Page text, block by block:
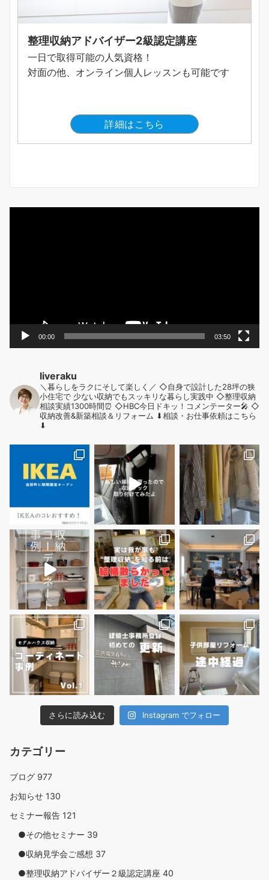
整理収納アドバイザー2級認定講座
一日で取得可能の人気資格！
対面の他、オンライン個人レッスンも可能です
詳細はこちら
00:00 03:50
liveraku
＼暮らしをラクにそして楽しく／ ◇自身で設計した28坪の狭
小住宅で 少ない収納でもスッキリな暮らし実践中 ◇整理収納
相談実績1300時間⏰ ◇HBC今日ドキッ！コメンテーター🎤 ◇
収納改善&新築相談＆リフォーム ⬇︎相談・お仕事依頼はこちら
⬇︎
さらに読み込む Instagram でフォロー
カテゴリー
ブログ 977
お知らせ 130
セミナー報告 121
●その他セミナー 39
●収納見学会ご感想 37
●整理収納アドバイザー２級認定講座 40